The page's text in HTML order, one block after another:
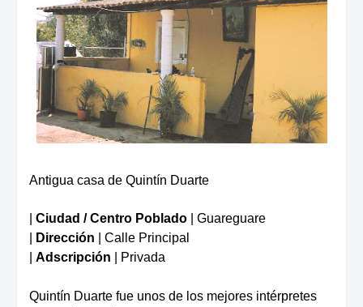
Antigua casa de Quintín Duarte
Ciudad / Centro Poblado
| Guareguare
Dirección | Calle Principal
Adscripción | Privada
Quintín Duarte fue unos de los mejores intérpretes